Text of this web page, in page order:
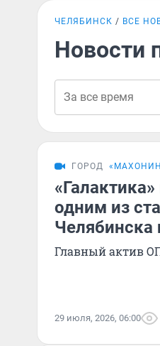
ЧЕЛЯБИНСК ВСЕ
Новости
ГОРОД
одним из
Челябинска
Главный актив
29 июля, 2026, 06:00